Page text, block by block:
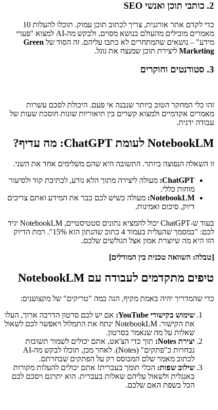
2. כותבי תוכן ואנשי SEO
כדי לקדם אתר אורגנית, צריך לכתוב תוכן עמוק. תוכלו להעלות 10
מאמרים מובילים מהעולם בנושא מסוים, ולבקש מה-AI למצוא "פערי
מידע" – נושאים שהמתחרים לא כתבו עליהם. זה הסוד של Green
Marketing ליצירת תוכן שמנצח את גוגל.
3. סטודנטים וחוקרים
זהו כלי המחקר הטוב ביותר שנבנה אי פעם. היכולת לסכם עשרות
מאמרים אקדמיים ולמצוא קשרים בין תיאוריות שונות חוסכת שעות של
עבודה ידנית.
NotebookLM לעומת ChatGPT: מה עדיף?
זו השאלה הנפוצה ביותר. התשובה היא שהם משלימים אחד את השני.
ChatGPT: מעולה ליצירה מתוך הלא נודע, לכתיבת קוד ולסיעור
מוחות כללי.
NotebookLM: מעולה כשיש לכם כבר את המידע ואתם צריכים
דיוק, סיכום ואמינות.
בעוד ש-ChatGPT יכול להמציא נתונים סטטיסטיים, NotebookLM יגיד
לכם: "במסמך שהעלית בעמוד 4 כתוב שהנתון הוא 15%". רמת הדיוק
הזו היא מה שיוצרת אמון אצל הגולשים שלכם.
[טבלה: השוואה טכנית בין המודלים]
טיפים מתקדמים לעבודה עם NotebookLM
כדי שהמדריך יהיה באמת מקיף, הנה כמה "טריקים" של מקצוענים:
שימוש בקישורי YouTube:
אם יש לכם סרטון הדרכה ארוך, העלו
את הקישור. NotebookLM ינתח את התמלול ויאפשר לכם לשאול
שאלות על מה שנאמר בסרטון.
יצירת Notes:
תוך כדי הצ'אט, אתם יכולים לשמור תשובות
נבחרות כ"פתקים" (Notes). לאחר מכן, תוכלו לבקש מה-AI
לכתוב מאמר שלם המבוסס רק על הפתקים שבחרתם.
שילוב שפות: הכלי תומך בעברית! אתם יכולים להעלות מקורות
באנגלית ולשאול עליהם שאלות בעברית. הוא יתרגם ויסכם לכם
הכל בשפת האם שלכם.